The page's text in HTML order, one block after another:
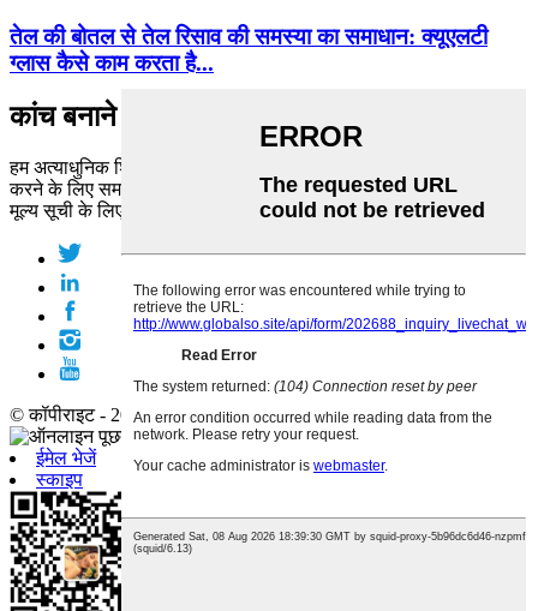
तेल की बोतल से तेल रिसाव की समस्या का समाधान: क्यूएलटी
ग्लास कैसे काम करता है...
कांच बनाने वाला
हम अत्याधुनिक शिल्प कौशल और सच्ची प्रतिबद्धता के साथ आपका समर्थन
करने के लिए समर्पित हैं।
मूल्य सूची के लिए पूछताछ करें
© कॉपीराइट - 2010-2019 : सर्वाधिकार सुरक्षित।
ईमेल भेजें
स्काइप